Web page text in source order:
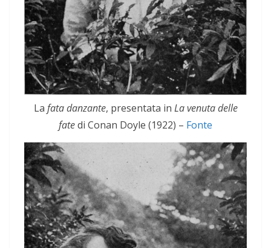
La fata danzante, presentata in La venuta delle
fatedi Conan Doyle (1922) – Fonte